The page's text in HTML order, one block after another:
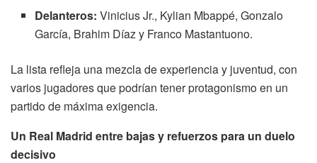
Delanteros:Vinicius Jr., Kylian Mbappé, Gonzalo
García, Brahim Díaz y Franco Mastantuono.
La lista refleja una mezcla de experiencia y juventud, con
varios jugadores que podrían tener protagonismo en un
partido de máxima exigencia.
Un Real Madrid entre bajas y refuerzos para un duelo
decisivo